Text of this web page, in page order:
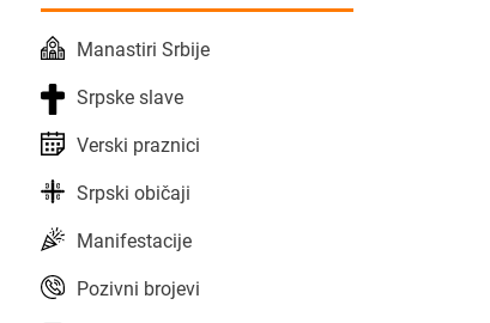
Manastiri Srbije
Srpske slave
Verski praznici
Srpski običaji
Manifestacije
Pozivni brojevi